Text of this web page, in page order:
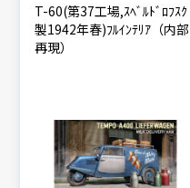
T-60(第37工場,ｽﾍﾞﾙﾄﾞﾛﾌｽｸ
製1942年春)ﾌﾙｲﾝﾃﾘｱ（内部
再現）